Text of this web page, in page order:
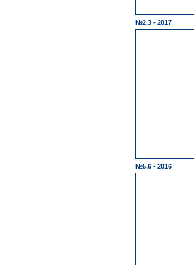
№2,3 - 2017
№5,6 - 2016